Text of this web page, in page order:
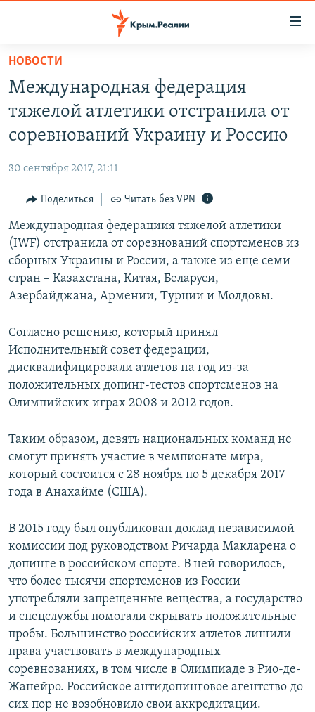
Вернуться
основному
содержанию
главной
навигации
Вернутся
поиску
СПЕЦПРОЕКТЫ
11 ЛЕТ ОККУПАЦИИ КРЫМА. 11 ИСТОРИЙ СОПРОТИВЛЕНИЯ
ЕЩЕ
ИНТЕРАКТИВ
ИНФОГРАФИКА
ТЕЛЕПРОЕКТ КРЫМ.РЕАЛИИ
СОВЕТЫ ПРАВОЗАЩИТНИКОВ
ПРОПАВШИЕ БЕЗ ВЕСТИ
ПОБЕДИТЕЛЕЙ НЕ СУДЯТ?
КРЫМ.НЕПОКОРЕННЫЙ
УКРАИНСКАЯ ПРОБЛЕМА КРЫМА
РАДІО СВОБОДА
КАК ОБОЙТИ БЛОКИРОВКУ
Українською
Qırımtatar
ПРИСОЕДИНЯЙТЕСЬ!
НОВОСТИ
Международная федерация
тяжелой атлетики отстранила от
соревнований Украину и Россию
30 сентября 2017, 21:11
Поделиться Читать без VPN
Международная федерациия тяжелой атлетики
(IWF) отстранила от соревнований спортсменов из
сборных Украины и России, а также из еще семи
стран – Казахстана, Китая, Беларуси,
Азербайджана, Армении, Турции и Молдовы.
Согласно решению, который принял
Исполнительный совет федерации,
дисквалифицировали атлетов на год из-за
положительных допинг-тестов спортсменов на
Олимпийских играх 2008 и 2012 годов.
Таким образом, девять национальных команд не
смогут принять участие в чемпионате мира,
который состоится с 28 ноября по 5 декабря 2017
года в Анахайме (США).
В 2015 году был опубликован доклад независимой
комиссии под руководством Ричарда Макларена о
допинге в российском спорте. В ней говорилось,
что более тысячи спортсменов из России
употребляли запрещенные вещества, а государство
и спецслужбы помогали скрывать положительные
пробы. Большинство российских атлетов лишили
права участвовать в международных
соревнованиях, в том числе в Олимпиаде в Рио-де-
Жанейро. Российское антидопинговое агентство до
сих пор не возобновило свои аккредитации.